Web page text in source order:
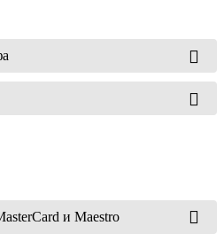
и Maestro